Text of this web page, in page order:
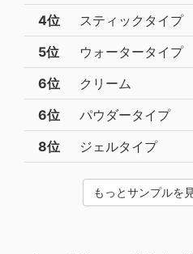
4位
スティックタイプ
5位
ウォータータイプ
6位
クリーム
6位
パウダータイプ
8位
ジェルタイプ
もっとサンプルを